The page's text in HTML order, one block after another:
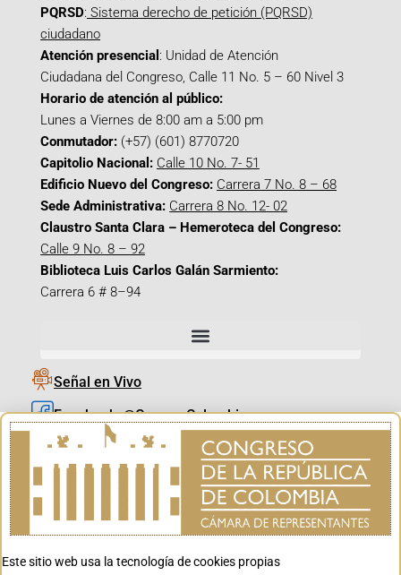
PQRSD: Sistema derecho de petición (PQRSD)
ciudadano
Atención presencial : Unidad de Atención
Ciudadana del Congreso, Calle 11 No. 5 – 60 Nivel 3
Horario de atención al público:
Lunes a Viernes de 8:00 am a 5:00 pm
Conmutador: (+57) (601) 8770720
Capitolio Nacional: Calle 10 No. 7- 51
Edificio Nuevo del Congreso: Carrera 7 No. 8 – 68
Sede Administrativa: Carrera 8 No. 12- 02
Claustro Santa Clara – Hemeroteca del Congreso:
Calle 9 No. 8 – 92
Biblioteca Luis Carlos Galán Sarmiento:
Carrera 6 # 8–94
Señal en Vivo
Facebook_@CamaraColombia
Instagram_@CamaraColombia
X_@CamaraColombia
Youtube_@CamaraColombia
Este sitio web usa la tecnología de cookies propias